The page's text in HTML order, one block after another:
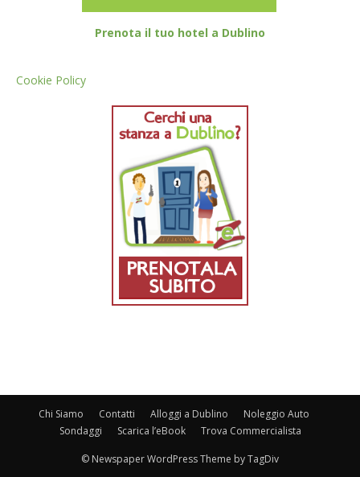
Prenota il tuo hotel a Dublino
Cookie Policy
Chi Siamo Contatti Alloggi a Dublino
Noleggio Auto
Sondaggi
Scarica l’eBook Trova Commercialista
© Newspaper WordPress Theme by TagDiv